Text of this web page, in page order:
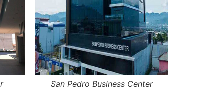
San Pedro Business Center